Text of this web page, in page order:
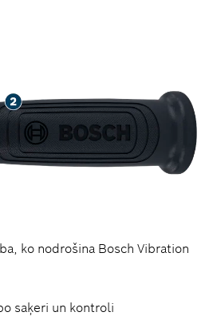
ko nodrošina Bosch Vibration
saķeri un kontroli